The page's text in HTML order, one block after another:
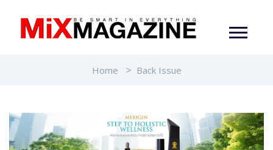
Home Back Issue